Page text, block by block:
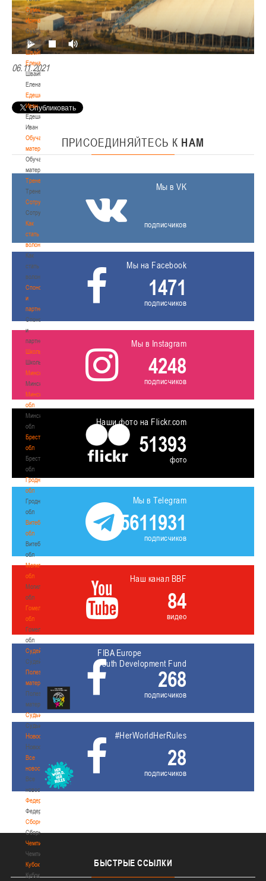
Сумникова
Ирина
Сумникова
Ирина
Швайбович
Елена
Швайбович
Елена
Едешко
Иван
Едешко
Иван
Обучающие
материалы
Обучающие
материалы
Тренерам
Тренерам
Сотрудничество
Сотрудничество
Как
стать
волонтером
Как
стать
волонтером
Спонсоры
и
партнеры
Спонсоры
и
партнеры
Школы
Школы
Минск
Минск
Минская
обл
Минская
обл
Брестская
обл
Брестская
обл
Гродненская
обл
Гродненская
обл
Витебская
обл
Витебская
обл
Могилевская
обл
Могилевская
обл
Гомельская
обл
Гомельская
обл
Судейство
Судейство
Полезные
материалы
Полезные
материалы
Судьи
Судьи
Новости
Новости
Все
новости
Все
новости
Федерация
Федерация
Сборные
Сборные
Чемпионат
Чемпионат
Кубок
Кубок
06.11.2021
ПРИСОЕДИНЯЙТЕСЬ К НАМ
Мы в VK
подписчиков
Мы на Facebook
1471
подписчиков
Мы в Instagram
4248
подписчиков
Наши фото на Flickr.com
51393
фото
Мы в Telegram
5611931
подписчиков
Наш канал BBF
84
видео
FIBA Europe
Youth Development Fund
268
подписчиков
#HerWorldHerRules
28
подписчиков
БЫСТРЫЕ ССЫЛКИ